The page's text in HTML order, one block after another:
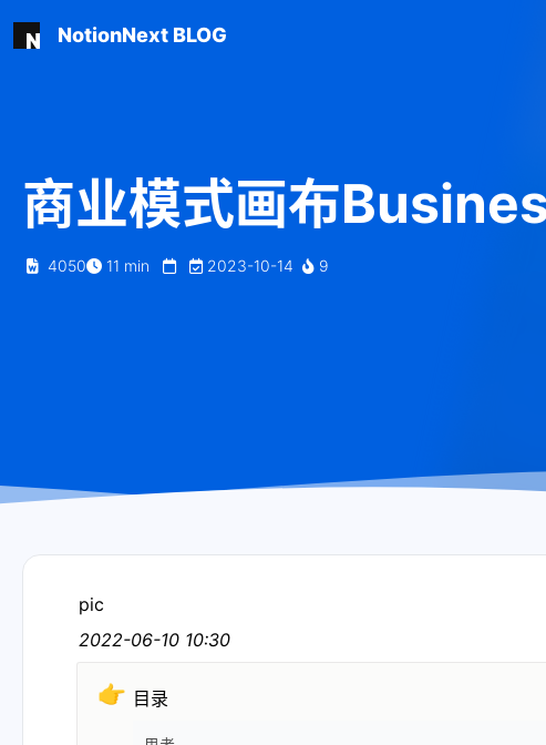
NotionNext BLOG
商业模式画布
4050 11 min 2023-10-14 9
pic
2022-06-10 10:30
👉 目录